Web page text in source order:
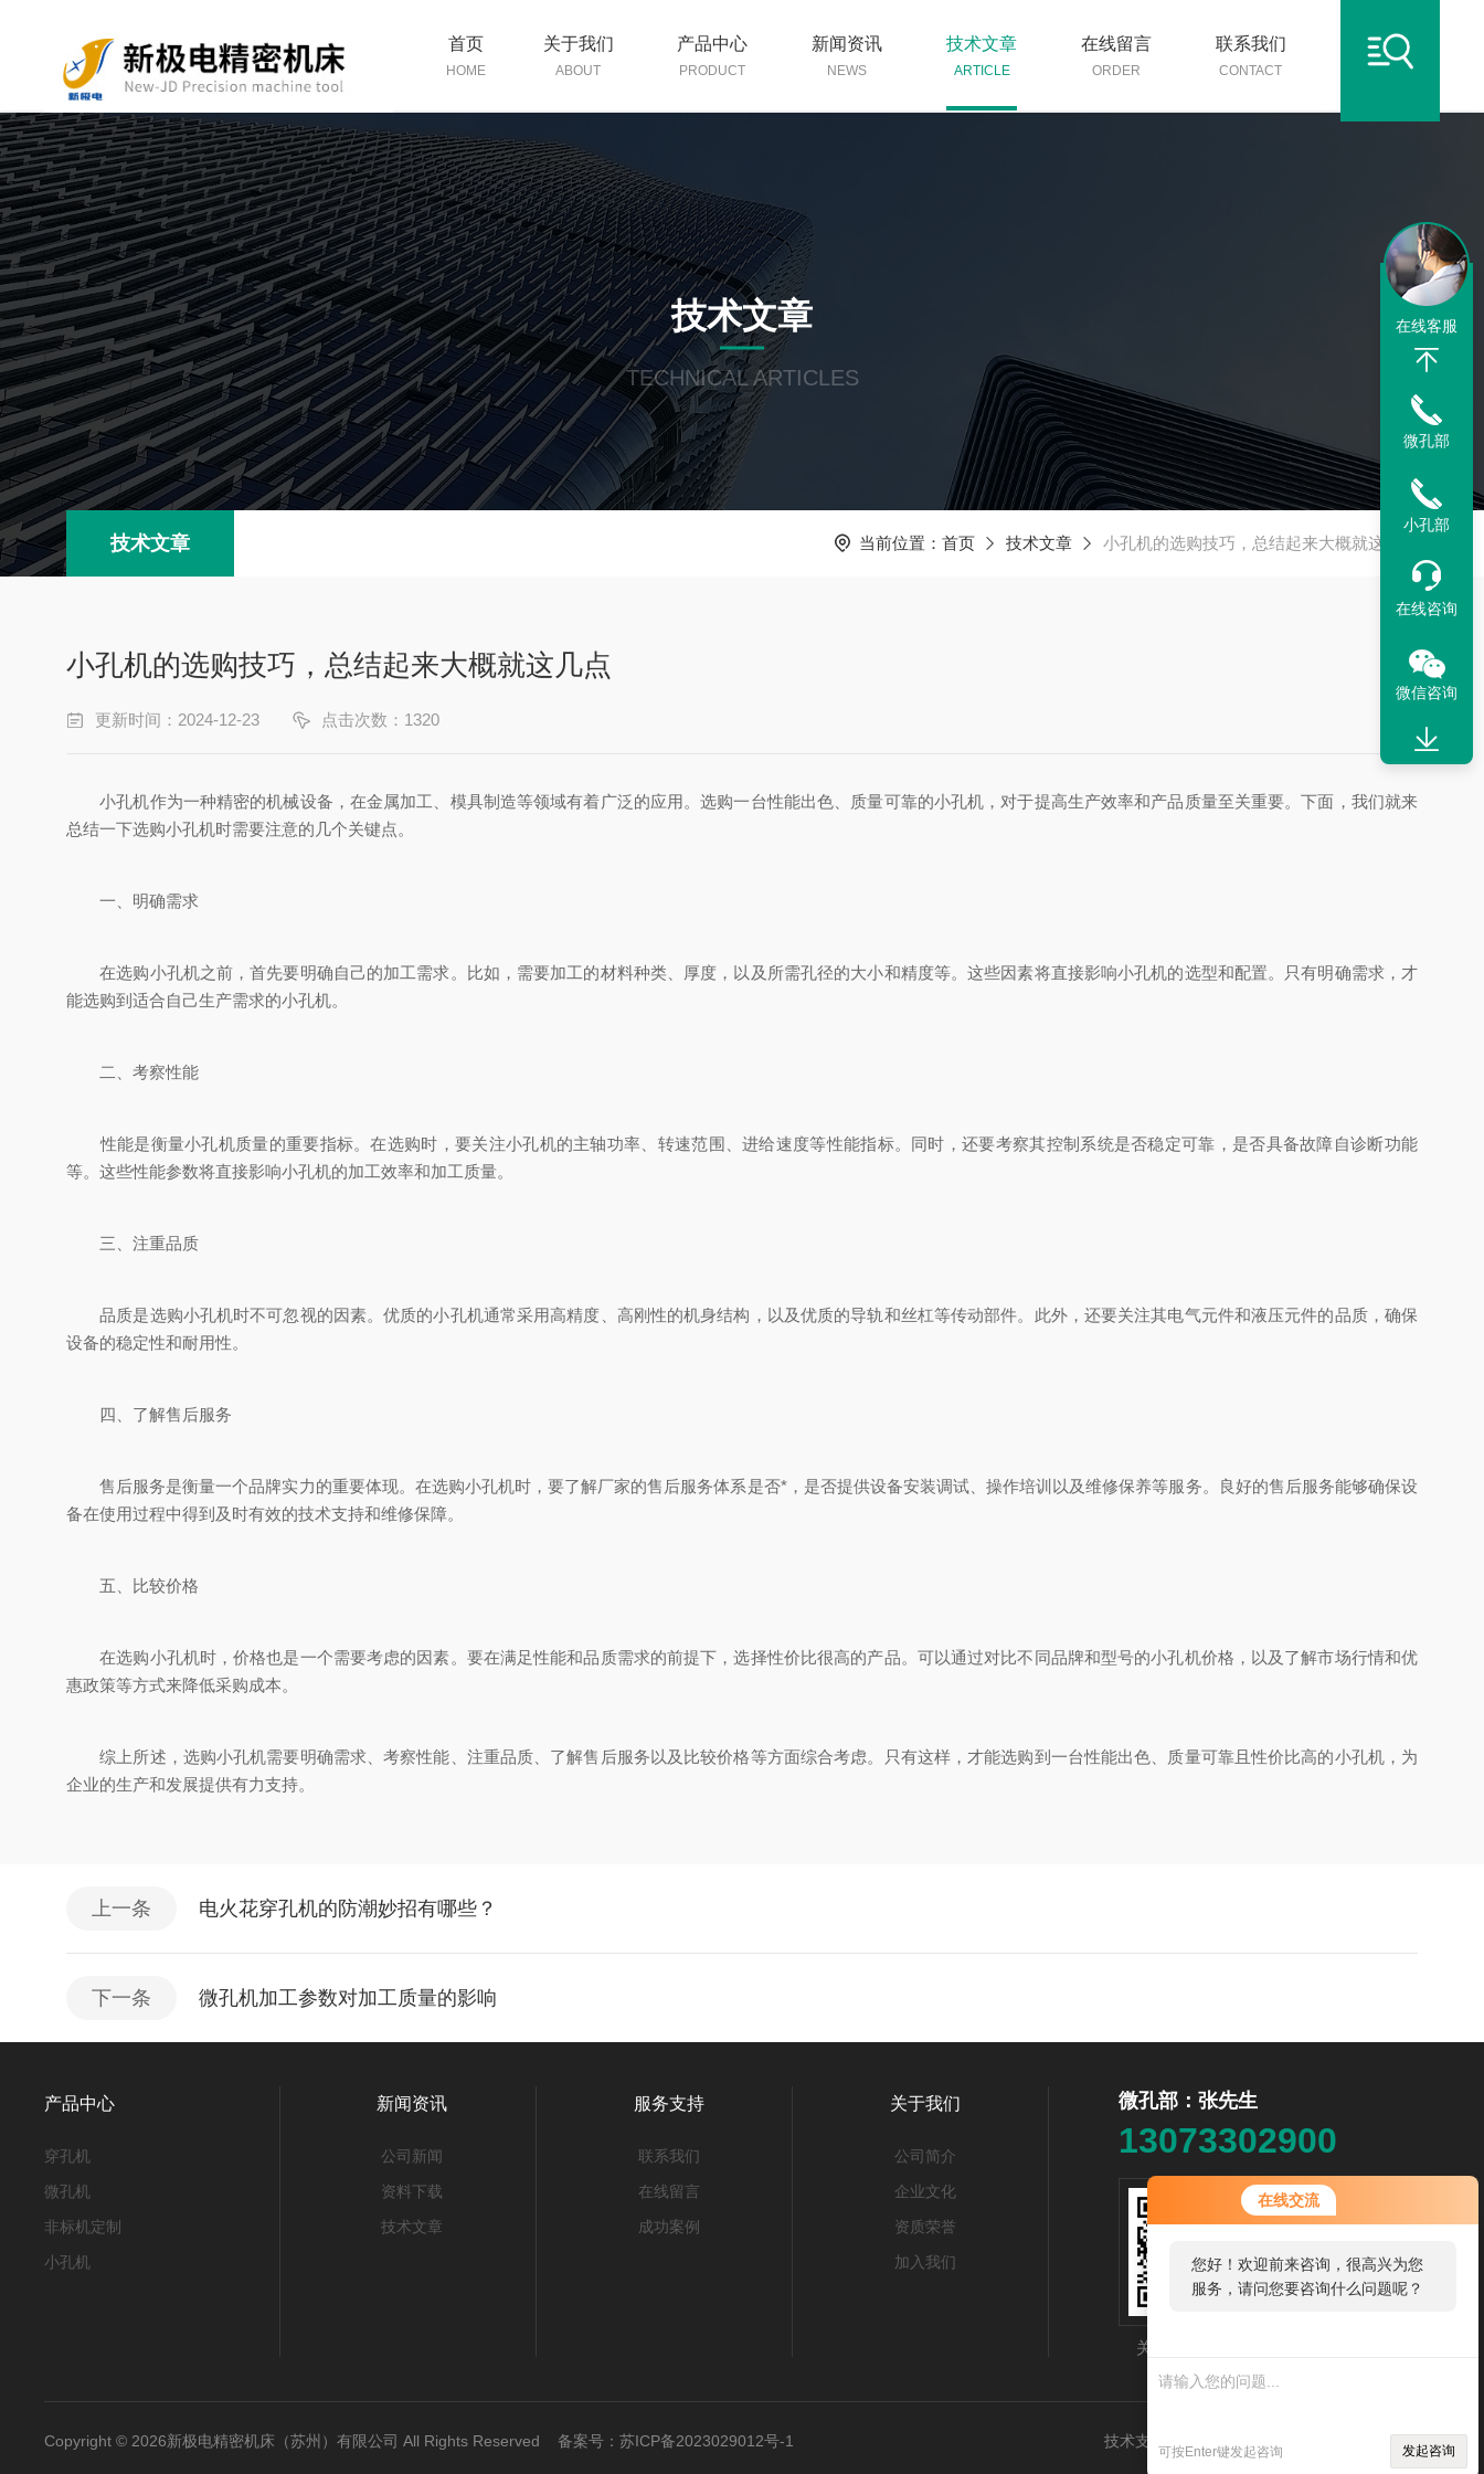
在线交流
您好！欢迎前来咨询，很高兴为您
服务，请问您要咨询什么问题呢？
可按Enter键发起咨询 发起咨询
首页
HOME
关于我们
ABOUT
产品中心
PRODUCT
新闻资讯
NEWS
技术文章
ARTICLE
在线留言
ORDER
联系我们
CONTACT
技术文章
TECHNICAL ARTICLES
技术文章 当前位置： 首页 技术文章 小孔机的选购技巧，总结起来大概就这几点
小孔机的选购技巧，总结起来大概就这几点
更新时间：2024-12-23 点击次数：1320
小孔机作为一种精密的机械设备，在金属加工、模具制造等领域有着广泛的应用。选购一台性能出色、质量可靠的小孔机，对于提高生产效率和产品质量至关重要。下面，我们就来
总结一下选购小孔机时需要注意的几个关键点。
一、明确需求
在选购小孔机之前，首先要明确自己的加工需求。比如，需要加工的材料种类、厚度，以及所需孔径的大小和精度等。这些因素将直接影响小孔机的选型和配置。只有明确需求，才
能选购到适合自己生产需求的小孔机。
二、考察性能
性能是衡量小孔机质量的重要指标。在选购时，要关注小孔机的主轴功率、转速范围、进给速度等性能指标。同时，还要考察其控制系统是否稳定可靠，是否具备故障自诊断功能
等。这些性能参数将直接影响小孔机的加工效率和加工质量。
三、注重品质
品质是选购小孔机时不可忽视的因素。优质的小孔机通常采用高精度、高刚性的机身结构，以及优质的导轨和丝杠等传动部件。此外，还要关注其电气元件和液压元件的品质，确保
设备的稳定性和耐用性。
四、了解售后服务
售后服务是衡量一个品牌实力的重要体现。在选购小孔机时，要了解厂家的售后服务体系是否*，是否提供设备安装调试、操作培训以及维修保养等服务。良好的售后服务能够确保设
备在使用过程中得到及时有效的技术支持和维修保障。
五、比较价格
在选购小孔机时，价格也是一个需要考虑的因素。要在满足性能和品质需求的前提下，选择性价比很高的产品。可以通过对比不同品牌和型号的小孔机价格，以及了解市场行情和优
惠政策等方式来降低采购成本。
综上所述，选购小孔机需要明确需求、考察性能、注重品质、了解售后服务以及比较价格等方面综合考虑。只有这样，才能选购到一台性能出色、质量可靠且性价比高的小孔机，为
企业的生产和发展提供有力支持。
上一条 电火花穿孔机的防潮妙招有哪些？
下一条 微孔机加工参数对加工质量的影响
微孔部：张先生
13073302900
关注微信公众号
产品中心
穿孔机
微孔机
非标机定制
小孔机
新闻资讯
公司新闻
资料下载
技术文章
服务支持
联系我们
在线留言
成功案例
关于我们
公司简介
企业文化
资质荣誉
加入我们
Copyright © 2026新极电精密机床（苏州）有限公司 All Rights Reserved 备案号： 苏ICP备2023029012号-1 技术支持： sitemap.xml
在线客服
微孔部
小孔部
在线咨询
微信咨询